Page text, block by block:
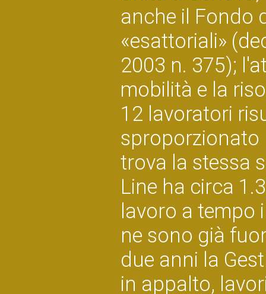
anche il Fondo
«esattoriali»
2003 n. 375);
mobilità e la
12 lavoratori
sproporzionato
trova la stessa
Line ha circa
lavoro a
ne sono già
due anni la
in appalto,